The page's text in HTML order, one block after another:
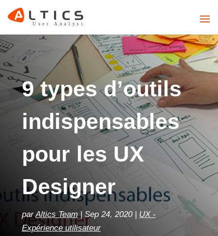
9 types d’outils
indispensables
pour les UX
Designer
parAltics Team Sep 24, 2020
UX -
Expérience utilisateur